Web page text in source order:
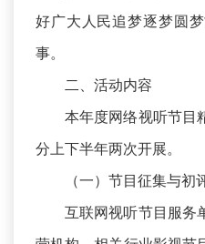
好广大人民追梦逐梦圆
事。
二、活动内容
本年度网络视听节目
分上下半年两次开展。
（一）节目征集与初
互联网视听节目服务